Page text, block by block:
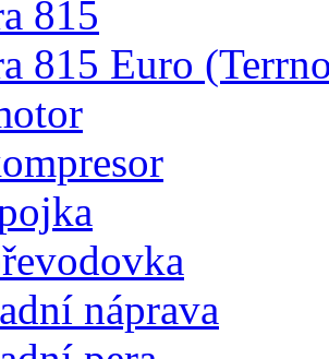
815
815 Euro
náprava